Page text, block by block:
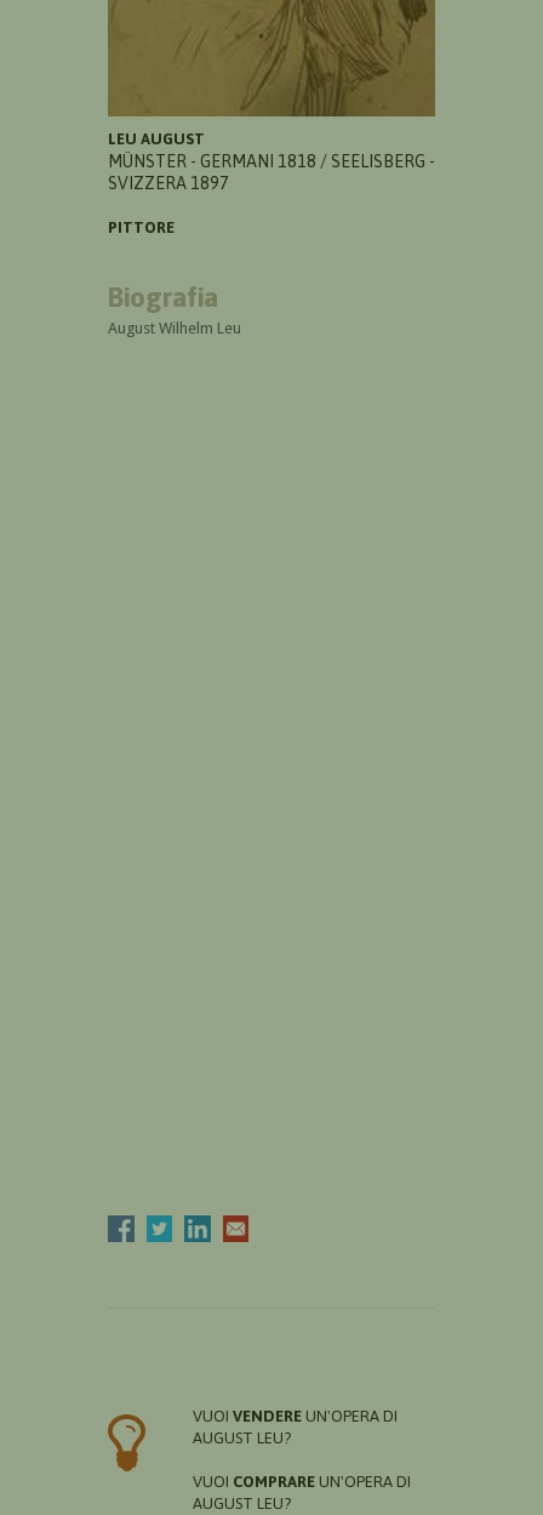
LEU AUGUST
MÜNSTER - GERMANI 1818 / SEELISBERG -
SVIZZERA 1897
PITTORE
Biografia
August Wilhelm Leu
VUOI VENDERE UN'OPERA DI
AUGUST LEU?
VUOI COMPRARE UN'OPERA DI
AUGUST LEU?